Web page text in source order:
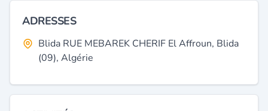
ADRESSES
Blida RUE MEBAREK CHERIF El Affroun, Blida
(09), Algérie